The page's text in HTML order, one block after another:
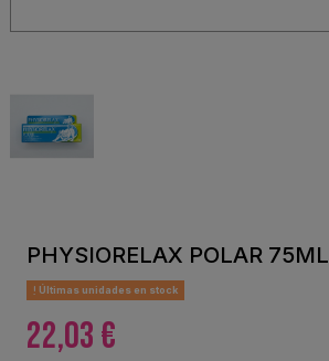
PHYSIORELAX POLAR 75ML
Últimas unidades en stock
22,03 €